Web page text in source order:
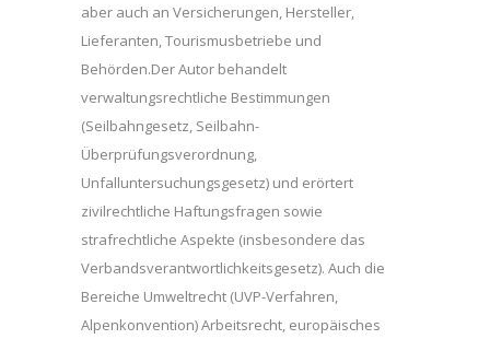
aber auch an Versicherungen, Hersteller,
Lieferanten, Tourismusbetriebe und
Behörden.Der Autor behandelt
verwaltungsrechtliche Bestimmungen
(Seilbahngesetz, Seilbahn-
Überprüfungsverordnung,
Unfalluntersuchungsgesetz) und erörtert
zivilrechtliche Haftungsfragen sowie
strafrechtliche Aspekte (insbesondere das
Verbandsverantwortlichkeitsgesetz). Auch die
Bereiche Umweltrecht (UVP-Verfahren,
Alpenkonvention) Arbeitsrecht, europäisches